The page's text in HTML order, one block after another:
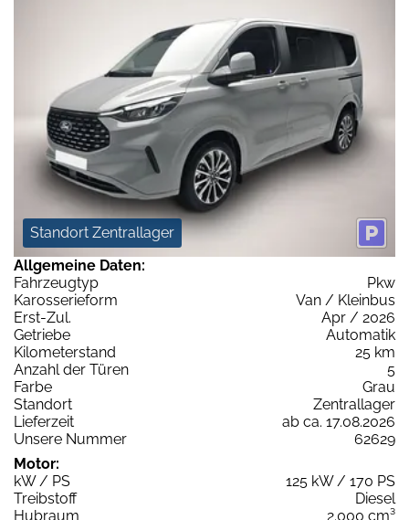
Standort Zentrallager
Allgemeine Daten:
Fahrzeugtyp
Pkw
Karosserieform
Van / Kleinbus
Erst-Zul.
Apr / 2026
Getriebe
Automatik
Kilometerstand
25 km
Anzahl der Türen
5
Farbe
Grau
Standort
Zentrallager
Lieferzeit
ab ca. 17.08.2026
Unsere Nummer
62629
Motor:
kW / PS
125 kW / 170 PS
Treibstoff
Diesel
Hubraum
2.000 cm³